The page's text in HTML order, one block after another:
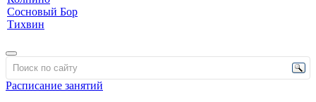
Сосновый Бор
Тихвин
Расписание занятий